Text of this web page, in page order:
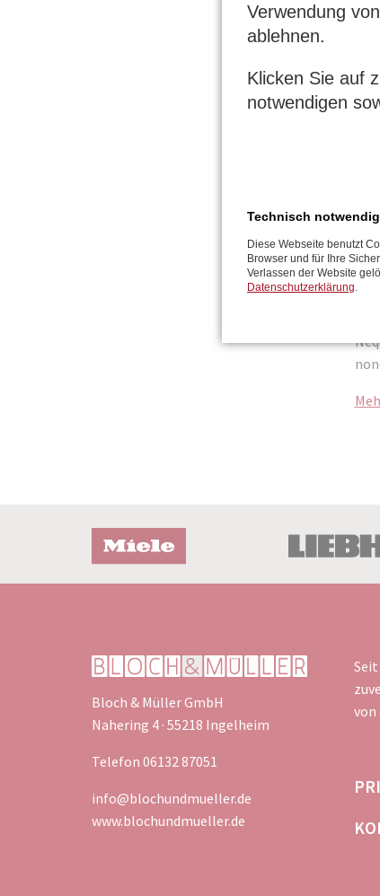
Bo.
Bloch & Müller GmbH
Nahering 4 · 55218 Ingelheim
Telefon 06132 87051
info@blochundmueller.de
www.blochundmueller.de
von
Verwendung
ablehnen.
Klicken Sie auf
notwendigen
Technisch
Diese Webseite benutzt
Browser und für Ihre
Verlassen der Website
Datenschutzerklärung